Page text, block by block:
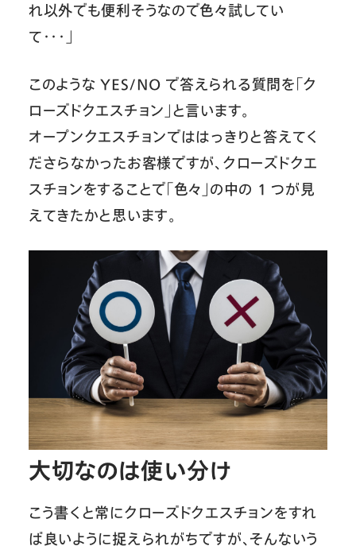
れ以外でも便利そうなので色々試してい
て・・・」
このような YES/NO で答えられる質問を「ク
ローズドクエスチョン」と言います。
オープンクエスチョンでははっきりと答えてく
ださらなかったお客様ですが、クローズドクエ
スチョンをすることで「色々」の中の 1 つが見
えてきたかと思います。
大切なのは使い分け
こう書くと常にクローズドクエスチョンをすれ
ば良いように捉えられがちですが、そんないう